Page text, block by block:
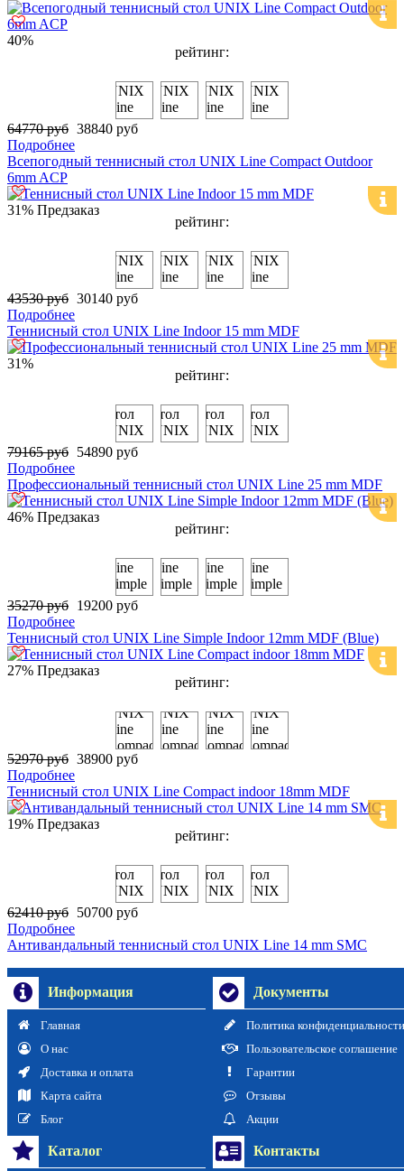
40%
рейтинг:
64770 руб 38840 руб
Подробнее
Всепогодный теннисный стол UNIX Line Compact Outdoor
6mm ACP
31% Предзаказ
рейтинг:
43530 руб 30140 руб
Подробнее
Теннисный стол UNIX Line Indoor 15 mm MDF
31%
рейтинг:
79165 руб 54890 руб
Подробнее
Профессиональный теннисный стол UNIX Line 25 mm MDF
46% Предзаказ
рейтинг:
35270 руб 19200 руб
Подробнее
Теннисный стол UNIX Line Simple Indoor 12mm MDF (Blue)
27% Предзаказ
рейтинг:
52970 руб 38900 руб
Подробнее
Теннисный стол UNIX Line Compact indoor 18mm MDF
19% Предзаказ
рейтинг:
62410 руб 50700 руб
Подробнее
Антивандальный теннисный стол UNIX Line 14 mm SMC
Информация
Главная
О нас
Доставка и оплата
Карта сайта
Блог
Документы
Политика
Пользовательское соглашение
Гарантии
Отзывы
Акции
Каталог Контакты